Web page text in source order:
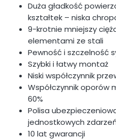
Duża gładkość
kształtek – niska
9-krotnie mniejszy
elementami ze stali
Pewność i szczelność
Szybki i łatwy montaż
Niski współczynnik
Współczynnik oporów
60%
Polisa
jednostkowych
10 lat gwarancji